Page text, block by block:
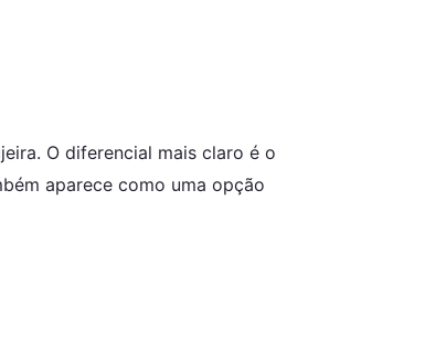
O diferencial mais claro é o
aparece como uma opção